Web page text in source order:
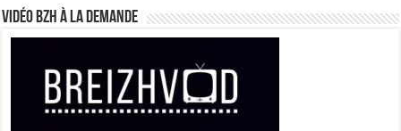
Vidéo BZH à la demande